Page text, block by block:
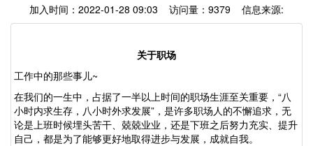
加入时间：2022-01-28 09:03 访问量：9379 信息来源:
关于职场
工作中的那些事儿~
在我们的一生中，占据了一半以上时间的职场生涯至关重要， “八
小时内求生存，八小时外求发展” ，是许多职场人的不懈追求，无
论是上班时候埋头苦干、兢兢业业，还是下班之后努力充实、提升
自己，都是为了能够更好地取得进步与发展，成就自我。